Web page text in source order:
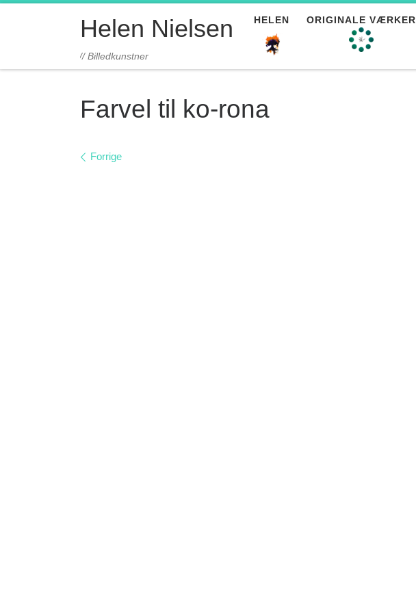
Fortsæt til indholdHelen Nielsen
// Billedkunstner
HELEN ORIGINALE VÆRKER
Farvel til ko-rona
Billede navigation
Forrige